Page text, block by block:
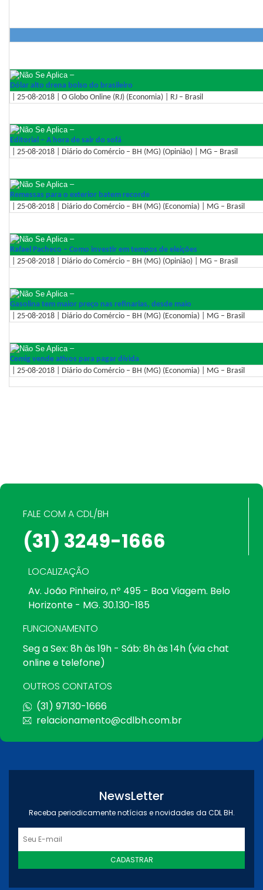
–
Dólar alto drena bolso do brasileiro
| 25-08-2018 | O Globo Online (RJ) (Economia) | RJ – Brasil
–
Editorial – A hora de sair do sofá
| 25-08-2018 | Diário do Comércio – BH (MG) (Opinião) | MG – Brasil
–
Remessas para o exterior batem recorde
| 25-08-2018 | Diário do Comércio – BH (MG) (Economia) | MG – Brasil
–
Rafael Pacheco – Como investir em tempos de eleições
| 25-08-2018 | Diário do Comércio – BH (MG) (Opinião) | MG – Brasil
–
Gasolina tem maior preço nas refinarias, desde maio
| 25-08-2018 | Diário do Comércio – BH (MG) (Economia) | MG – Brasil
–
Cemig vende ativos para pagar dívida
| 25-08-2018 | Diário do Comércio – BH (MG) (Economia) | MG – Brasil
FALE COM A CDL/BH
(31) 3249-1666
LOCALIZAÇÃO
Av. João Pinheiro, nº 495 - Boa Viagem. Belo
Horizonte - MG. 30.130-185
FUNCIONAMENTO
Seg a Sex: 8h às 19h - Sáb: 8h às 14h (via chat
online e telefone)
OUTROS CONTATOS
(31) 97130-1666
relacionamento@cdlbh.com.br
NewsLetter
Receba periodicamente notícias e novidades da CDL BH.
CADASTRAR